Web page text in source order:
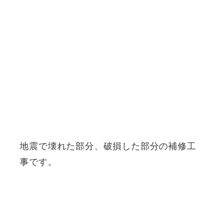
地震で壊れた部分、破損した部分の補修工
事です。